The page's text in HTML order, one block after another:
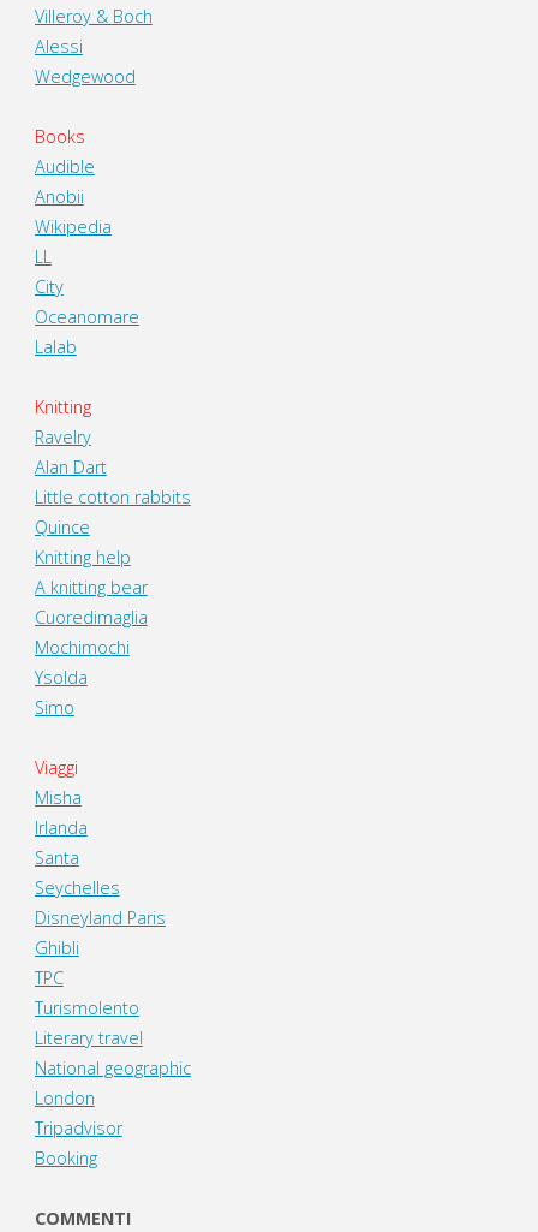
Villeroy & Boch
Alessi
Wedgewood
Books
Audible
Anobii
Wikipedia
LL
City
Oceanomare
Lalab
Knitting
Ravelry
Alan Dart
Little cotton rabbits
Quince
Knitting help
A knitting bear
Cuoredimaglia
Mochimochi
Ysolda
Simo
Viaggi
Misha
Irlanda
Santa
Seychelles
Disneyland Paris
Ghibli
TPC
Turismolento
Literary travel
National geographic
London
Tripadvisor
Booking
COMMENTI